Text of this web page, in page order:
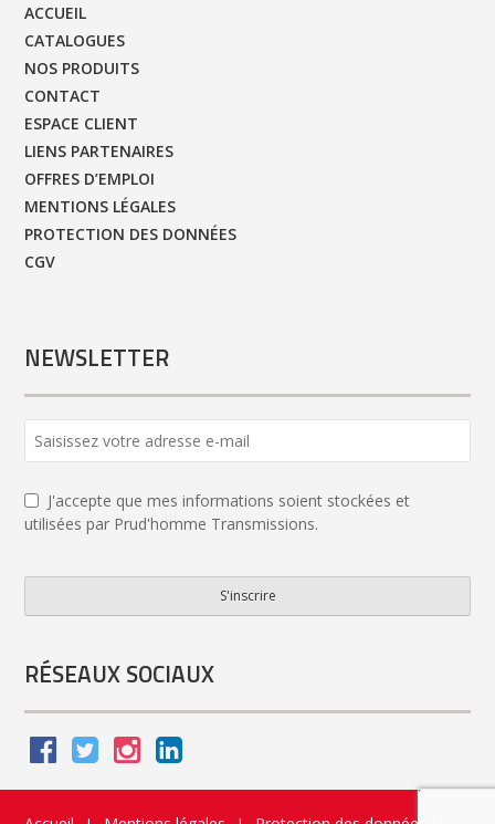
ACCUEIL
CATALOGUES
NOS PRODUITS
CONTACT
ESPACE CLIENT
LIENS PARTENAIRES
OFFRES D’EMPLOI
MENTIONS LÉGALES
PROTECTION DES DONNÉES
CGV
NEWSLETTER
J'accepte que mes informations soient stockées et
utilisées par Prud'homme Transmissions.
S'inscrire
URL *
RÉSEAUX SOCIAUX